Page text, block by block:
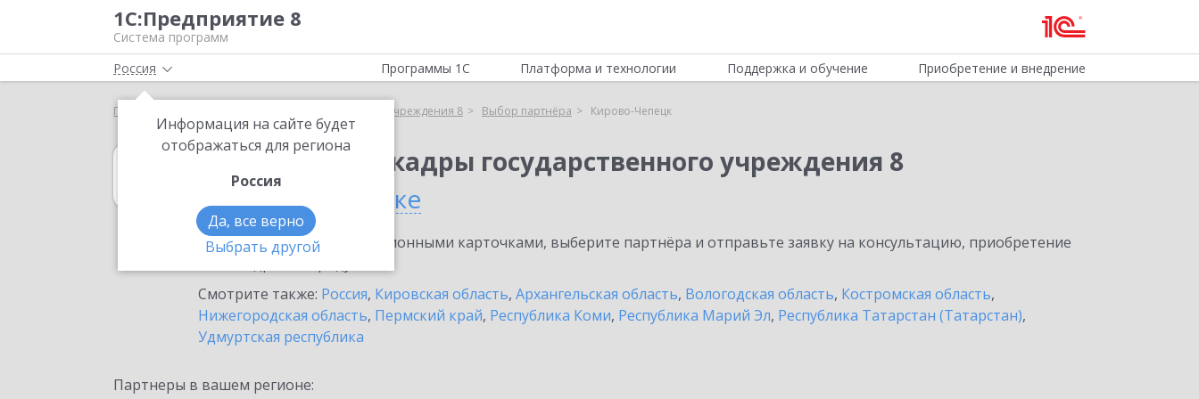
1С:Предприятие 8
Система программ
Россия
Информация на сайте будет
отображаться для региона
Россия
Да, все верно
Выбрать другой
Программы 1С Платформа и технологии Поддержка и обучение Приобретение и внедрение
Главная 1С:Зарплата и кадры государственного учреждения 8 Выбор партнёра Кирово-Чепецк
1С:Зарплата и кадры государственного учреждения 8
в Кирово-Чепецке
Ознакомьтесь с информационными карточками, выберите партнёра и отправьте заявку на консультацию, приобретение
Смотрите также: Россия, Кировская область, Архангельская область, Вологодская область, Костромская область,
Нижегородская область, Пермский край, Республика Коми, Республика Марий Эл, Республика Татарстан (Татарстан),
Удмуртская республика
Партнеры в вашем регионе: